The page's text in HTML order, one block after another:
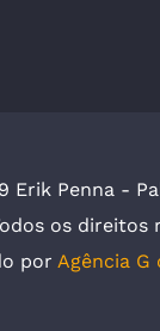
Erik Penna -
os direitos
por Agência G